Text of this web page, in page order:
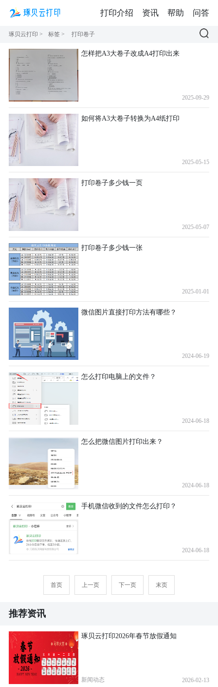
琢贝云打印 > 标签 > 打印卷子
怎样把A3大卷子改成A4打印出来
2025-09-29
如何将A3大卷子转换为A4纸打印
2025-05-15
打印卷子多少钱一页
2025-05-07
打印卷子多少钱一张
2025-01-01
微信图片直接打印方法有哪些？
2024-06-19
怎么打印电脑上的文件？
2024-06-18
怎么把微信图片打印出来？
2024-06-18
手机微信收到的文件怎么打印？
2024-06-18
首页 上一页 下一页 末页
推荐资讯
琢贝云打印2026年春节放假通知
新闻动态 2026-02-13
打印介绍 资讯 帮助 问答